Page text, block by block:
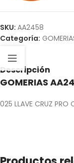
SKU: AA2458
Categoría:
Descripción
GOMERIAS
025 LLAVE CRUZ PRO